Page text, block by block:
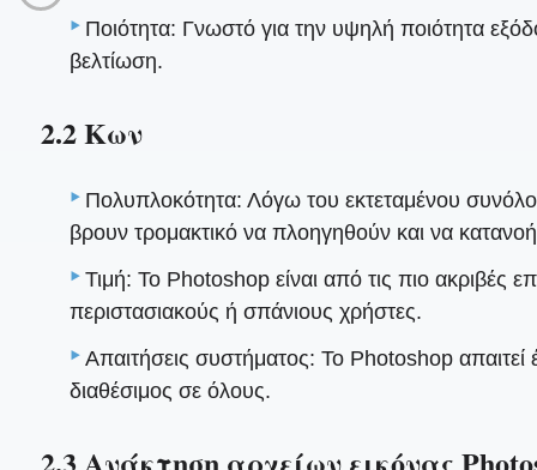
Ποιότητα: Γνωστό για την υψηλή ποιότητα
βελτίωση.
2.2 Κων
Πολυπλοκότητα: Λόγω του εκτεταμένου
βρουν τρομακτικό να πλοηγηθούν και να
Τιμή: Το Photoshop είναι από τις πιο ακριβές
περιστασιακούς ή σπάνιους χρήστες.
Απαιτήσεις συστήματος: Το Photoshop
διαθέσιμος σε όλους.